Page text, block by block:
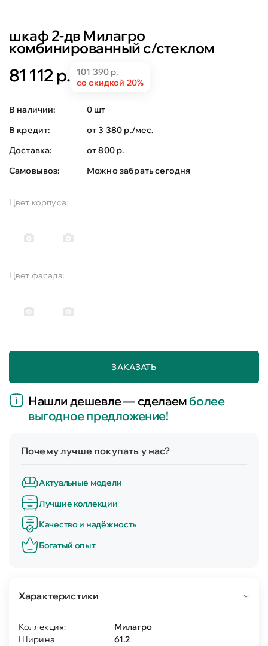
шкаф 2-дв Милагро
комбинированный с/стеклом
81 112 р.
101 390 р.
со скидкой 20%
В наличии:
0 шт
В кредит:
от 3 380 р./мес.
Доставка:
от 800 р.
Самовывоз:
Можно забрать сегодня
Цвет корпуса:
Цвет фасада:
ЗАКАЗАТЬ
Нашли дешевле — сделаемболее
выгодное предложение!
Почему лучше покупать у нас?
Актуальные модели
Лучшие коллекции
Качество и надёжность
Богатый опыт
Характеристики
Коллекция:
Милагро
Ширина:
61.2